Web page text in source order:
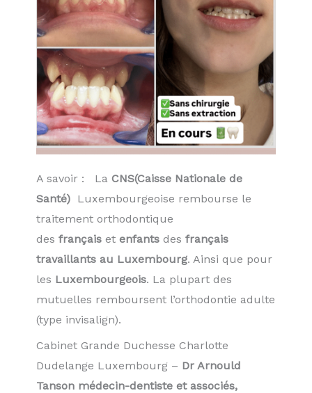
A savoir : La CNS(Caisse Nationale de
Santé) Luxembourgeoise rembourse le
traitement orthodontique
des français et enfants des français
travaillants au Luxembourg. Ainsi que pour
les Luxembourgeois. La plupart des
mutuelles remboursent l’orthodontie adulte
(type invisalign).
Cabinet Grande Duchesse Charlotte
Dudelange Luxembourg – Dr Arnould
Tanson médecin-dentiste et associés,